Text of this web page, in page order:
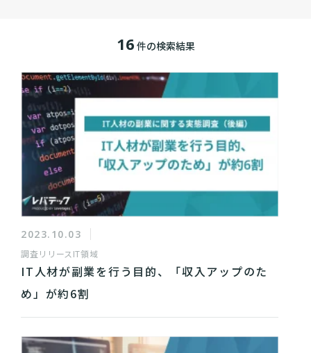
16 件の検索結果
2023.10.03
調査リリース IT領域
IT人材が副業を行う目的、「収入アップのた
め」が約6割